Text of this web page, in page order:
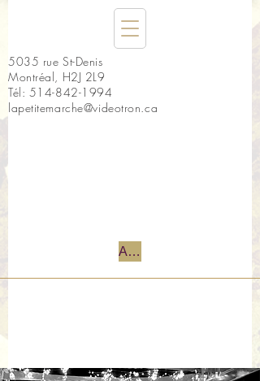
5035 rue St-Denis
Montréal, H2J 2L9
Tél: 514-842-1994
lapetitemarche@videotron.ca
Accueil